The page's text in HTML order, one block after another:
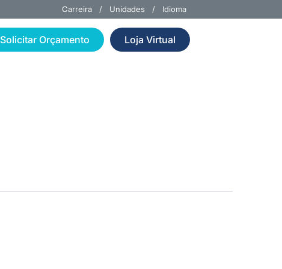
Carreira / Unidades / Idioma
Solicitar Orçamento Loja Virtual